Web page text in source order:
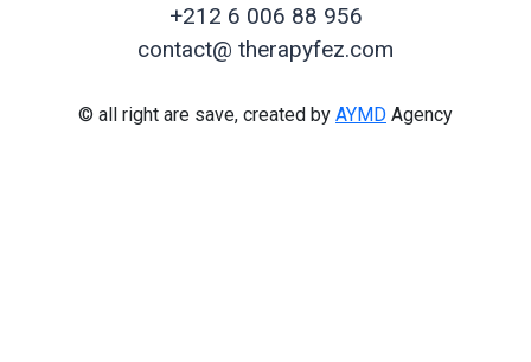
+212 6 006 88 956
contact@ therapyfez.com
© all right are save, created by AYMD Agency